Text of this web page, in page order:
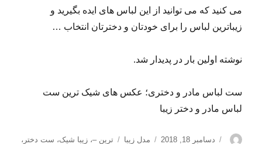
می کنید که می توانید از این لباس های ایده بگیرید و
زیباترین لباس را برای خودتان و دخترتان انتخاب …
نوشته اولین بار در پدیدار شد.
ست لباس مادر و دختری؛ عکس های شیک ترین ست
لباس مادر و دختر زیبا
نویسنده
ارسال
دسامبر 18, 2018 دسته‌ها
مدل زیبا برچسب‌ها
ترین –،زیبا شیک، ست دختر ،